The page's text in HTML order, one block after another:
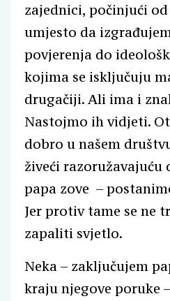
zajednici, počinjući
umjesto da
povjerenja do
kojima se isključuju
drugačiji. Ali ima i
Nastojmo ih vidjeti.
dobro u našem
živeći razoružavajuću
papa zove –
Jer protiv tame se ne
zapaliti svjetlo.
Neka – zaključujem
kraju njegove poruke